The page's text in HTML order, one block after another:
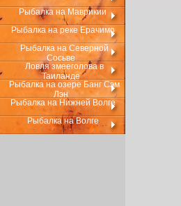
Рыбалка на Маврикии
Рыбалка на реке Ерачимо
Рыбалка на Северной
Сосьве
Ловля змееголова в
Таиланде
Рыбалка на озере Банг Сэм
Лэн
Рыбалка на Нижней Волге
Рыбалка на Волге